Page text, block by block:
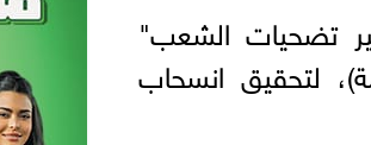
تضحيات الشعب"
لتحقيق انسحاب